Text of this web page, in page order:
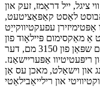
ציגל, ייל דראַמז, זעק און
לאַסט קאַפּאַציטעט,
עפעקטיווקייַט
אַ מאַקסימום פּיילאָוד פון
165 קג און אַן אָרעם שפּאַן פון 3150 מם, דער YH1165B-315 עקסעלז
ריפּעטיטיוו אַפּעריישאַנז.
און וישאַלט, מאכן עס אַן